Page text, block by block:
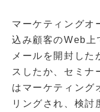
マーケティングオ
込み顧客のWeb上
メールを開封した
スしたか、セミナ
はマーケティング
リングされ、検討